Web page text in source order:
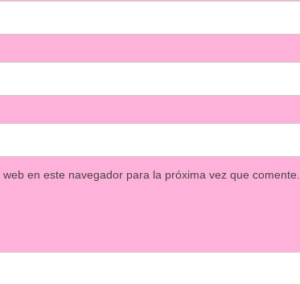
en este navegador para la próxima vez que comente.